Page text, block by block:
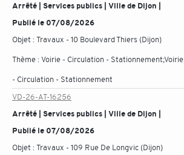
Arrêté | Services publics | Ville de Dijon |
Publié le 07/08/2026
Objet :Travaux - 10 Boulevard Thiers (Dijon)
Thème :Voirie - Circulation - Stationnement;Voirie
- Circulation - Stationnement
VD-26-AT-16256
Arrêté | Services publics | Ville de Dijon |
Publié le 07/08/2026
Objet :Travaux - 109 Rue De Longvic (Dijon)